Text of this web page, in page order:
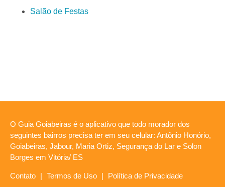
Salão de Festas
O Guia Goiabeiras é o aplicativo que todo morador dos
seguintes bairros precisa ter em seu celular: Antônio Honório,
Goiabeiras, Jabour, Maria Ortiz, Segurança do Lar e Solon
Borges em Vitória/ ES
Contato | Termos de Uso | Política de Privacidade